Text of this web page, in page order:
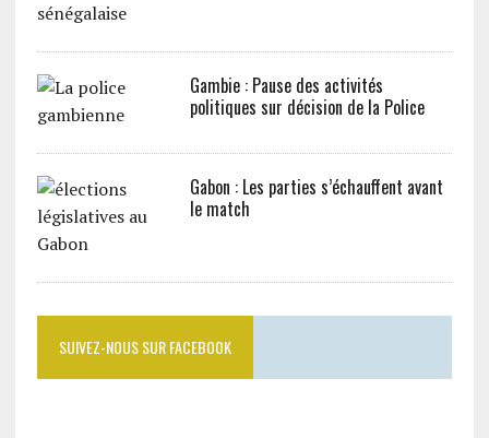
Gambie : Pause des activités
politiques sur décision de la Police
Gabon : Les parties s’échauffent avant
le match
SUIVEZ-NOUS SUR FACEBOOK